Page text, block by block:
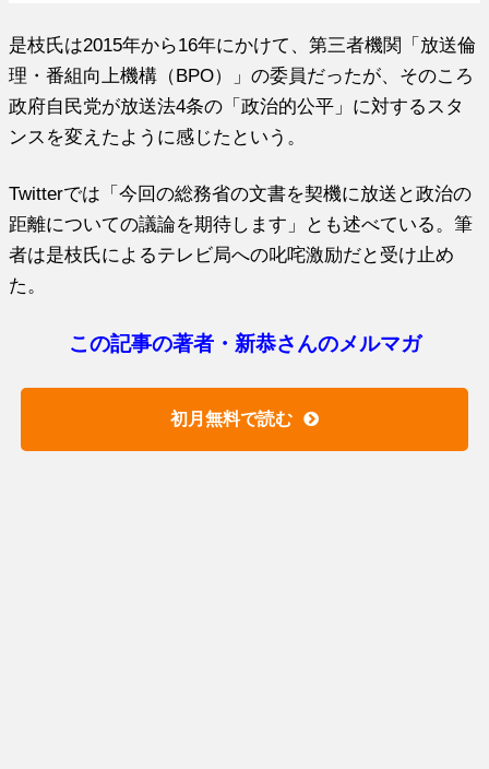
是枝氏は2015年から16年にかけて、第三者機関「放送倫
理・番組向上機構（BPO）」の委員だったが、そのころ
政府自民党が放送法4条の「政治的公平」に対するスタ
ンスを変えたように感じたという。
Twitterでは「今回の総務省の文書を契機に放送と政治の
距離についての議論を期待します」とも述べている。筆
者は是枝氏によるテレビ局への叱咤激励だと受け止め
た。
この記事の著者・新恭さんのメルマガ
初月無料で読む